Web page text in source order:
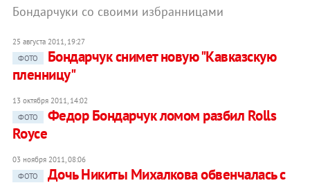
Бондарчуки со своими избранницами
25 августа 2011, 19:27
ФОТО
Бондарчук снимет новую "Кавказскую
пленницу"
13 октября 2011, 14:02
ФОТО
Федор Бондарчук ломом разбил Rolls
Royce
03 ноября 2011, 08:06
ФОТО
Дочь Никиты Михалкова обвенчалась с